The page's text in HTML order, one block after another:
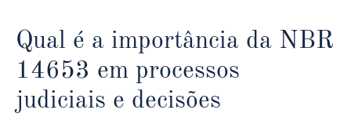
Qual é a importância da NBR
14653 em processos
judiciais e decisões